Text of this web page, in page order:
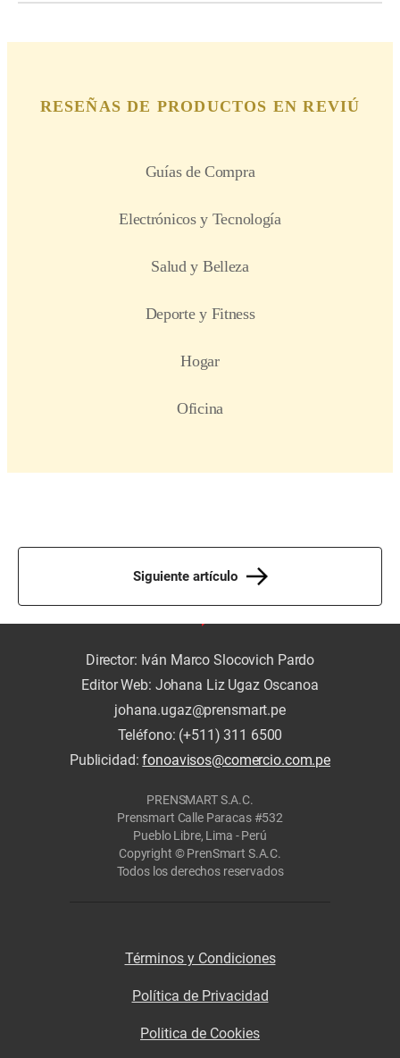
Siguiente artículo
Director: Iván Marco Slocovich Pardo
Editor Web: Johana Liz Ugaz Oscanoa
johana.ugaz@prensmart.pe
Teléfono: (+511) 311 6500
Publicidad:fonoavisos@comercio.com.pe
PRENSMART S.A.C.
Prensmart Calle Paracas #532
Pueblo Libre, Lima - Perú
Copyright © PrenSmart S.A.C.
Todos los derechos reservados
Términos y Condiciones
Política de Privacidad
Politica de Cookies